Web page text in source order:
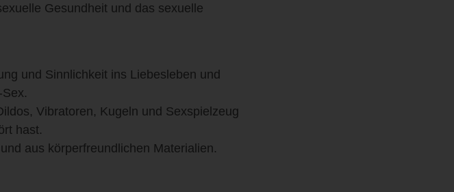
Gesundheit und das sexuelle
und Sinnlichkeit ins Liebesleben und
Vibratoren, Kugeln und Sexspielzeug
hast.
aus körperfreundlichen Materialien.